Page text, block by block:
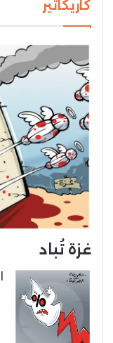
كاريكاتير
غزة تُباد